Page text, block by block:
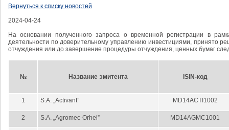
Вернуться к списку новостей
2024-04-24
На основании полученного запроса о временной регистрации в
деятельности по доверительному управлению инвестициями, принято
отчуждения или до завершение процедуры отчуждения, ценных бумаг
№ Название эмитента ISIN-код
1 S.A. „Activant” MD14ACTI1002
2 S.A. „Agromec-Orhei” MD14AGMC1001